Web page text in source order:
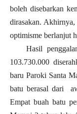
boleh disebarkan
dirasakan. Akhirnya,
optimisme berlanjut
Hasil
103.730.000
baru Paroki Santa
batu berasal dari
Empat buah batu